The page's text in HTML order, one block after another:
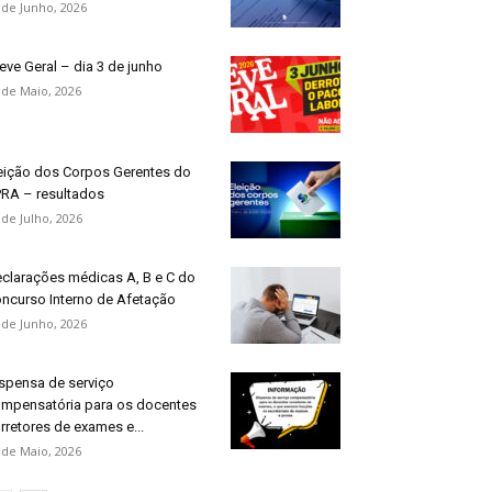
de Junho, 2026
Geral – dia 3 de junho
Maio, 2026
dos Corpos Gerentes do
– resultados
de Julho, 2026
médicas A, B e C do
Interno de Afetação
de Junho, 2026
de serviço
para os docentes
de exames e...
Maio, 2026